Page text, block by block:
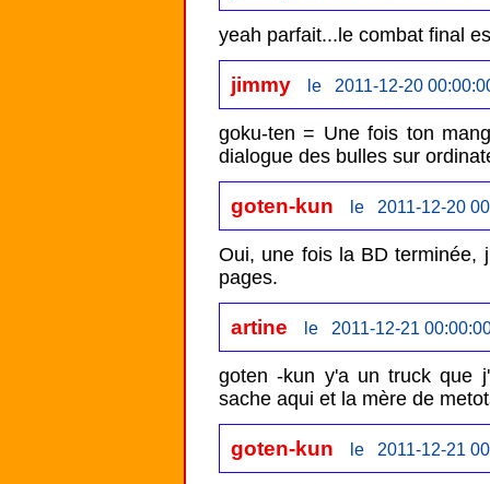
jimmy le 2011-12-20
goku-ten = Une fois ton
goten-kun le 2011-12-20
Oui, une fois la BD terminée,
artine le 2011-12-21
goten -kun y'a un truck que
sache aqui et la mère de
goten-kun le 2011-12-21